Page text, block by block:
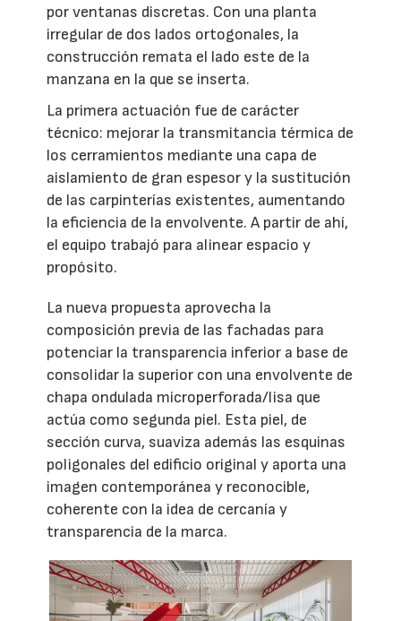
por ventanas discretas. Con una planta
irregular de dos lados ortogonales, la
construcción remata el lado este de la
manzana en la que se inserta.
La primera actuación fue de carácter
técnico: mejorar la transmitancia térmica de
los cerramientos mediante una capa de
aislamiento de gran espesor y la sustitución
de las carpinterías existentes, aumentando
la eficiencia de la envolvente. A partir de ahí,
el equipo trabajó para alinear espacio y
propósito.
La nueva propuesta aprovecha la
composición previa de las fachadas para
potenciar la transparencia inferior a base de
consolidar la superior con una envolvente de
chapa ondulada microperforada/lisa que
actúa como segunda piel. Esta piel, de
sección curva, suaviza además las esquinas
poligonales del edificio original y aporta una
imagen contemporánea y reconocible,
coherente con la idea de cercanía y
transparencia de la marca.